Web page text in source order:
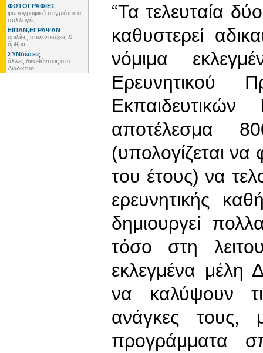
ΦΩΤΟΓΡΑΦΙΕΣ
φωτογραφικά στιγμιότυπα,
συλλογές
ΕΙΠΑΝ,ΕΓΡΑΨΑΝ
ομιλίες, συνεντεύξεις &
άρθρα
ΣΥΝδέσεις
άλλες διευθύνσεις στο
Διαδίκτυο
“Τα τελευταία
καθυστερεί
νόμιμα
Ερευνητικού
αποτέλεσμα
(υπολογίζεται
του έτους) να
ερευνητικής
δημιουργεί
τόσο στη
εκλεγμένα μέλη
να καλύψουν
ανάγκες τους,
προγράμματα